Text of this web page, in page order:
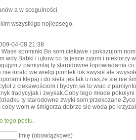
a w scegulności
wszystkigo nojlepsego.
04-08 21:38
spominki.Bo som ciekawe i pokazujom
wdy Babki i ujkow co ta jesce zyjom i niektorzy
z pamiyntaj ty starodowne łopowiadania
łorało we wielgi piontek tok swysoł ale
klepaj i do siela jes tak u nas,ze sie nie
z ciekawościom i bydym se to wsio z
tradycyjak i zwykak.Coby tego młode
ty starodowne zwyki som
wom w śmigorza dobrze sie woda po
tego postu.
Imię (obowiązkowe)